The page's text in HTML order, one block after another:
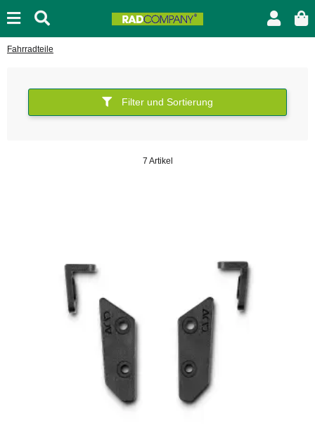
Fahrradteile
Filter und Sortierung
7 Artikel